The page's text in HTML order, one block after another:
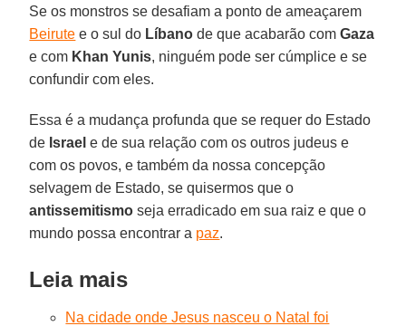
Se os monstros se desafiam a ponto de ameaçarem
Beirute e o sul do Líbano de que acabarão comGaza
e com Khan Yunis, ninguém pode ser cúmplice e se
confundir com eles.
Essa é a mudança profunda que se requer do Estado
de Israel e de sua relação com os outros judeus e
com os povos, e também da nossa concepção
selvagem de Estado, se quisermos que o
antissemitismo seja erradicado em sua raiz e que o
mundo possa encontrar a paz.
Leia mais
Na cidade onde Jesus nasceu o Natal foi